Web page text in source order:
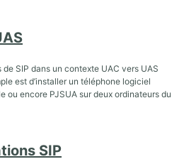
SIP dans un contexte UAC vers UAS
est d’installer un téléphone logiciel
ou encore PJSUA sur deux ordinateurs du
SIP